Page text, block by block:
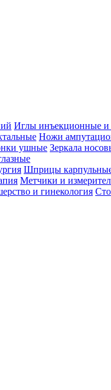
Иглы инъекционные
Ножи
ушные Зеркала
Шприцы
Метчики и
и гинекология